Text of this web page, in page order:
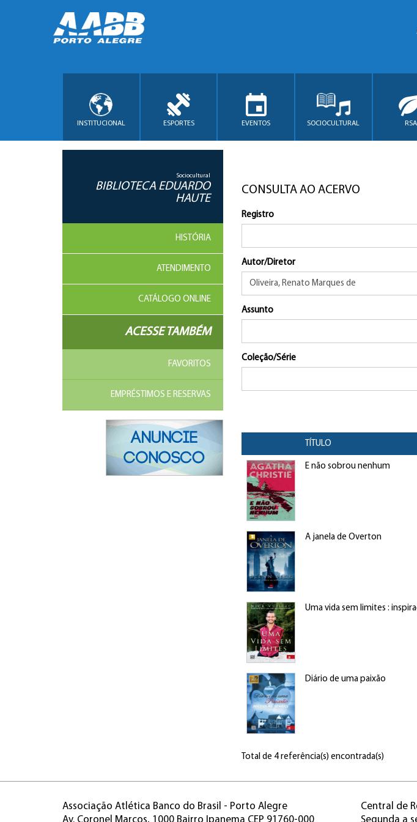
INSTITUCIONAL ESPORTES EVENTOS SOCIOCULTURAL RSA
Sociocultural
BIBLIOTECA EDUARDO
HAUTE
HISTÓRIA
ATENDIMENTO
CATÁLOGO ONLINE
ACESSE TAMBÉM
FAVORITOS
EMPRÉSTIMOS E RESERVAS
CONSULTA AO ACERVO
Registro
Autor/Diretor
Assunto
Coleção/Série
TÍTULO
E não sobrou nenhum
A janela de Overton
Uma vida sem limites :
Diário de uma paixão
Total de 4 referência(s) encontrada(s)
Associação Atlética Banco do Brasil - Porto Alegre
Av. Coronel Marcos, 1000 Bairro Ipanema CEP 91760-000
Central de
Segunda a